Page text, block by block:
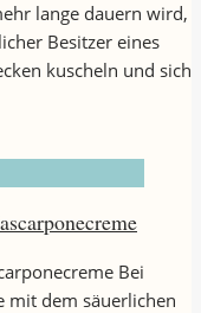
lange dauern wird,
Besitzer eines
kuscheln und sich
Bei
mit dem säuerlichen